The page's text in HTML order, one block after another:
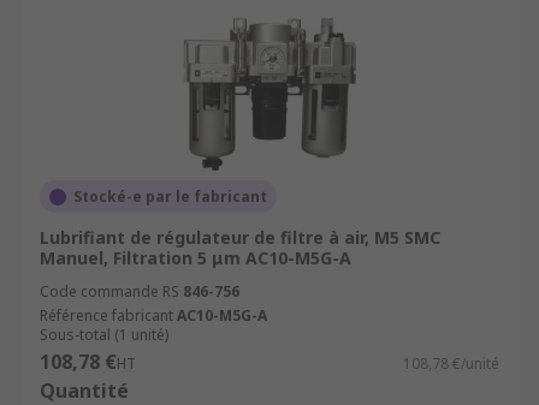
Stocké-e par le fabricant
Lubrifiant de régulateur de filtre à air, M5 SMC
Manuel, Filtration 5 μm AC10-M5G-A
Code commande RS 846-756
Référence fabricantAC10-M5G-A
Sous-total (1 unité)
108,78 €HT 108,78 €/unité
Quantité